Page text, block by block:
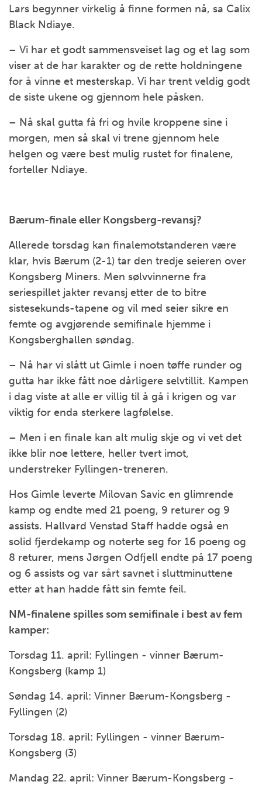
Lars begynner virkelig å finne formen nå, sa Calix
Black Ndiaye.
– Vi har et godt sammensveiset lag og et lag som
viser at de har karakter og de rette holdningene
for å vinne et mesterskap. Vi har trent veldig godt
de siste ukene og gjennom hele påsken.
– Nå skal gutta få fri og hvile kroppene sine i
morgen, men så skal vi trene gjennom hele
helgen og være best mulig rustet for finalene,
forteller Ndiaye.
Bærum-finale eller Kongsberg-revansj?
Allerede torsdag kan finalemotstanderen være
klar, hvis Bærum (2-1) tar den tredje seieren over
Kongsberg Miners. Men sølvvinnerne fra
seriespillet jakter revansj etter de to bitre
sistesekunds-tapene og vil med seier sikre en
femte og avgjørende semifinale hjemme i
Kongsberghallen søndag.
– Nå har vi slått ut Gimle i noen tøffe runder og
gutta har ikke fått noe dårligere selvtillit. Kampen
i dag viste at alle er villig til å gå i krigen og var
viktig for enda sterkere lagfølelse.
– Men i en finale kan alt mulig skje og vi vet det
ikke blir noe lettere, heller tvert imot,
understreker Fyllingen-treneren.
Hos Gimle leverte Milovan Savic en glimrende
kamp og endte med 21 poeng, 9 returer og 9
assists. Hallvard Venstad Staff hadde også en
solid fjerdekamp og noterte seg for 16 poeng og
8 returer, mens Jørgen Odfjell endte på 17 poeng
og 6 assists og var sårt savnet i sluttminuttene
etter at han hadde fått sin femte feil.
NM-finalene spilles som semifinale i best av fem
kamper:
Torsdag 11. april: Fyllingen - vinner Bærum-
Kongsberg (kamp 1)
Søndag 14. april: Vinner Bærum-Kongsberg -
Fyllingen (2)
Torsdag 18. april: Fyllingen - vinner Bærum-
Kongsberg (3)
Mandag 22. april: Vinner Bærum-Kongsberg -